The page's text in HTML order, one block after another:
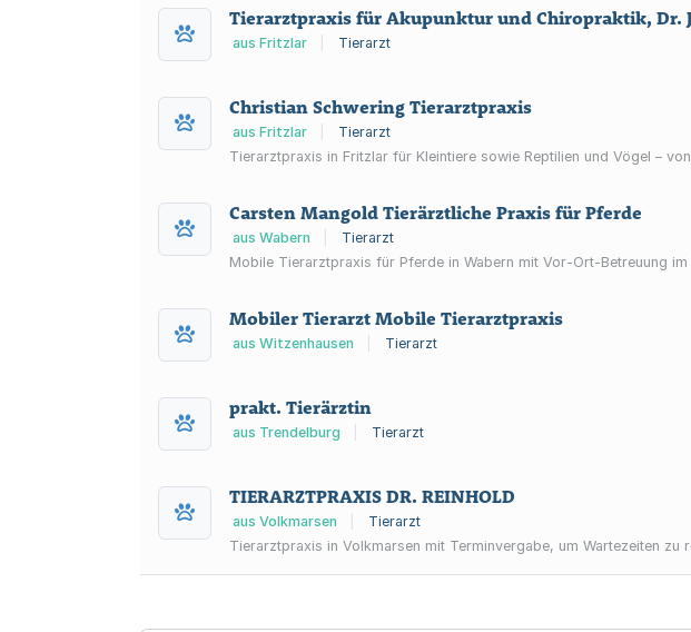
Tierarztpraxis für Akupunktur und Chiropraktik,
aus Fritzlar Tierarzt
Christian Schwering Tierarztpraxis
aus Fritzlar
Tierarzt
Tierarztpraxis in Fritzlar für Kleintiere sowie Reptilien und Vögel –
Carsten Mangold Tierärztliche Praxis für Pferde
aus Wabern
Tierarzt
Mobile Tierarztpraxis für Pferde in Wabern mit Vor‑Ort‑Betreuung
Mobiler Tierarzt Mobile Tierarztpraxis
aus Witzenhausen Tierarzt
prakt. Tierärztin
aus Trendelburg Tierarzt
TIERARZTPRAXIS DR. REINHOLD
aus Volkmarsen
Tierarzt
Tierarztpraxis in Volkmarsen mit Terminvergabe, um Wartezeiten